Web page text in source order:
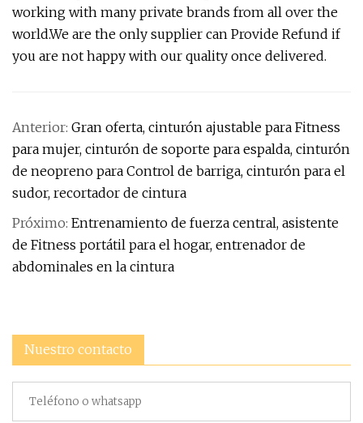
working with many private brands from all over the
world.We are the only supplier can Provide Refund if
you are not happy with our quality once delivered.
Anterior: Gran oferta, cinturón ajustable para Fitness
para mujer, cinturón de soporte para espalda, cinturón
de neopreno para Control de barriga, cinturón para el
sudor, recortador de cintura
Próximo: Entrenamiento de fuerza central, asistente
de Fitness portátil para el hogar, entrenador de
abdominales en la cintura
Nuestro contacto